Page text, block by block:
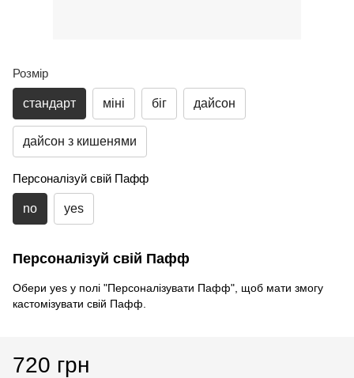
Розмір
стандарт міні біг дайсон
дайсон з кишенями
Персоналізуй свій Пафф
no yes
Персоналізуй свій Пафф
Обери yes у полі "Персоналізувати Пафф", щоб мати змогу
кастомізувати свій Пафф.
720 грн